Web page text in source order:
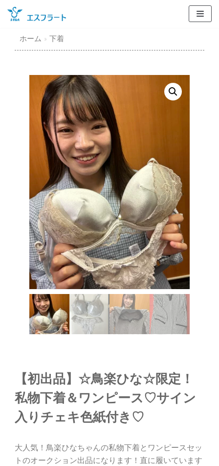
コ
ン
ン
ホーム » 下着
【初出品】☆鳥楽ひな☆限定！
私物下着＆ワンピース♡サイン
入りチェキ色紙付き♡
大人気！鳥楽ひなちゃんの私物下着とワンピースセッ
トのオークション出品になります！直に履いています